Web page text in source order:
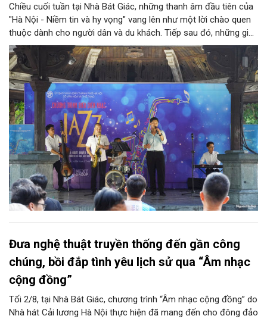
Chiều cuối tuần tại Nhà Bát Giác, những thanh âm đầu tiên của
"Hà Nội - Niềm tin và hy vọng" vang lên như một lời chào quen
thuộc dành cho người dân và du khách. Tiếp sau đó, những giai
điệu jazz kinh điển của thế giới lần lượt cất lên qua phần biểu
diễn của NSƯT Quyền Văn Minh và các nghệ sĩ Bình Minh Jazz
Club, mở ra một không gian âm nhạc giàu cảm xúc ngay giữa
trung tâm Thủ đô.
Đưa nghệ thuật truyền thống đến gần công
chúng, bồi đắp tình yêu lịch sử qua “Âm nhạc
cộng đồng”
Tối 2/8, tại Nhà Bát Giác, chương trình “Âm nhạc cộng đồng” do
Nhà hát Cải lương Hà Nội thực hiện đã mang đến cho đông đảo